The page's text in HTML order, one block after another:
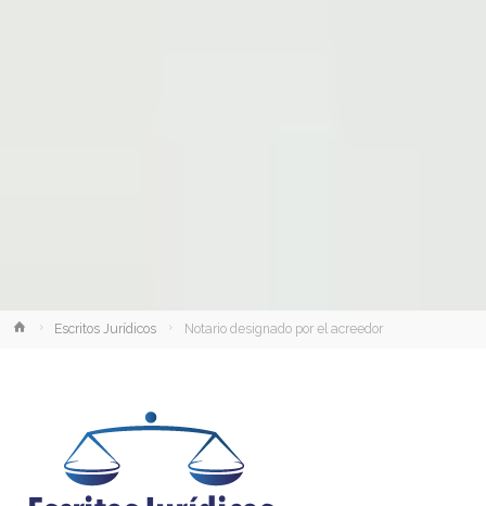
InicioEscritos Jurídicos Notario designado por el acreedor